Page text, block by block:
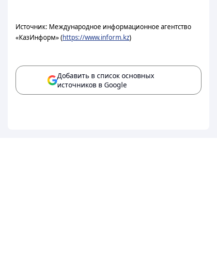
Источник: Международное информационное агентство
«КазИнформ» (https://www.inform.kz)
Добавить в список основных
источников в Google